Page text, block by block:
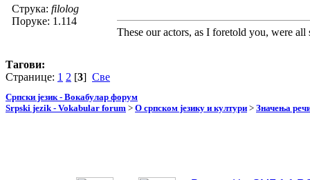
Струка: filolog
Поруке: 1.114
These our actors, as I foretold you, were
Тагови:
Странице: 1 2 [3] Све
Српски језик - Вокабулар форум
Srpski jezik - Vokabular forum > О српском језику и култури > Значења